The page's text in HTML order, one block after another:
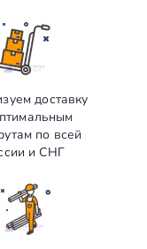
доставку
по всей
и СНГ